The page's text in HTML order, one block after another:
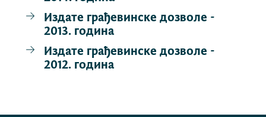
Издате грађевинске дозволе -
2013. година
Издате грађевинске дозволе -
2012. година